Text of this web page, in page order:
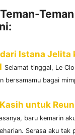
Istana Jelita
Selamat tinggal, Le
bersamamu bagai
untuk
baru kemarin
Serasa aku tak